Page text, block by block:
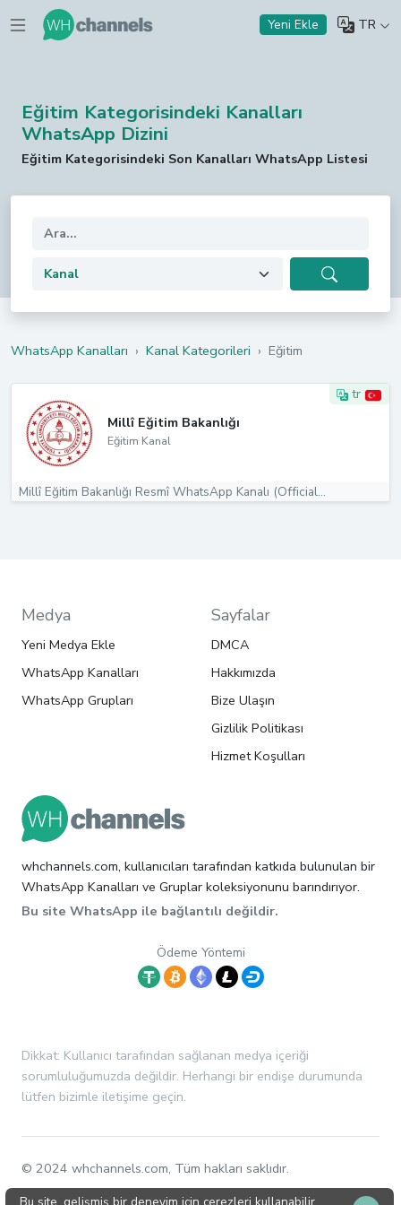
Yeni Ekle TR
Eğitim Kategorisindeki Kanalları
WhatsApp Dizini
Eğitim Kategorisindeki Son Kanalları WhatsApp Listesi
WhatsApp Kanalları › Kanal Kategorileri › Eğitim
tr
Millî Eğitim Bakanlığı
Eğitim Kanal
Millî Eğitim Bakanlığı Resmî WhatsApp Kanalı (Official...
Medya
Yeni Medya Ekle
WhatsApp Kanalları
WhatsApp Grupları
Sayfalar
DMCA
Hakkımızda
Bize Ulaşın
Gizlilik Politikası
Hizmet Koşulları
whchannels.com, kullanıcıları tarafından katkıda bulunulan bir
WhatsApp Kanalları ve Gruplar koleksiyonunu barındırıyor.
Bu site WhatsApp ile bağlantılı değildir.
Ödeme Yöntemi
Dikkat: Kullanıcı tarafından sağlanan medya içeriği
sorumluluğumuzda değildir. Herhangi bir endişe durumunda
lütfen bizimle iletişime geçin.
© 2024 whchannels.com, Tüm hakları saklıdır.